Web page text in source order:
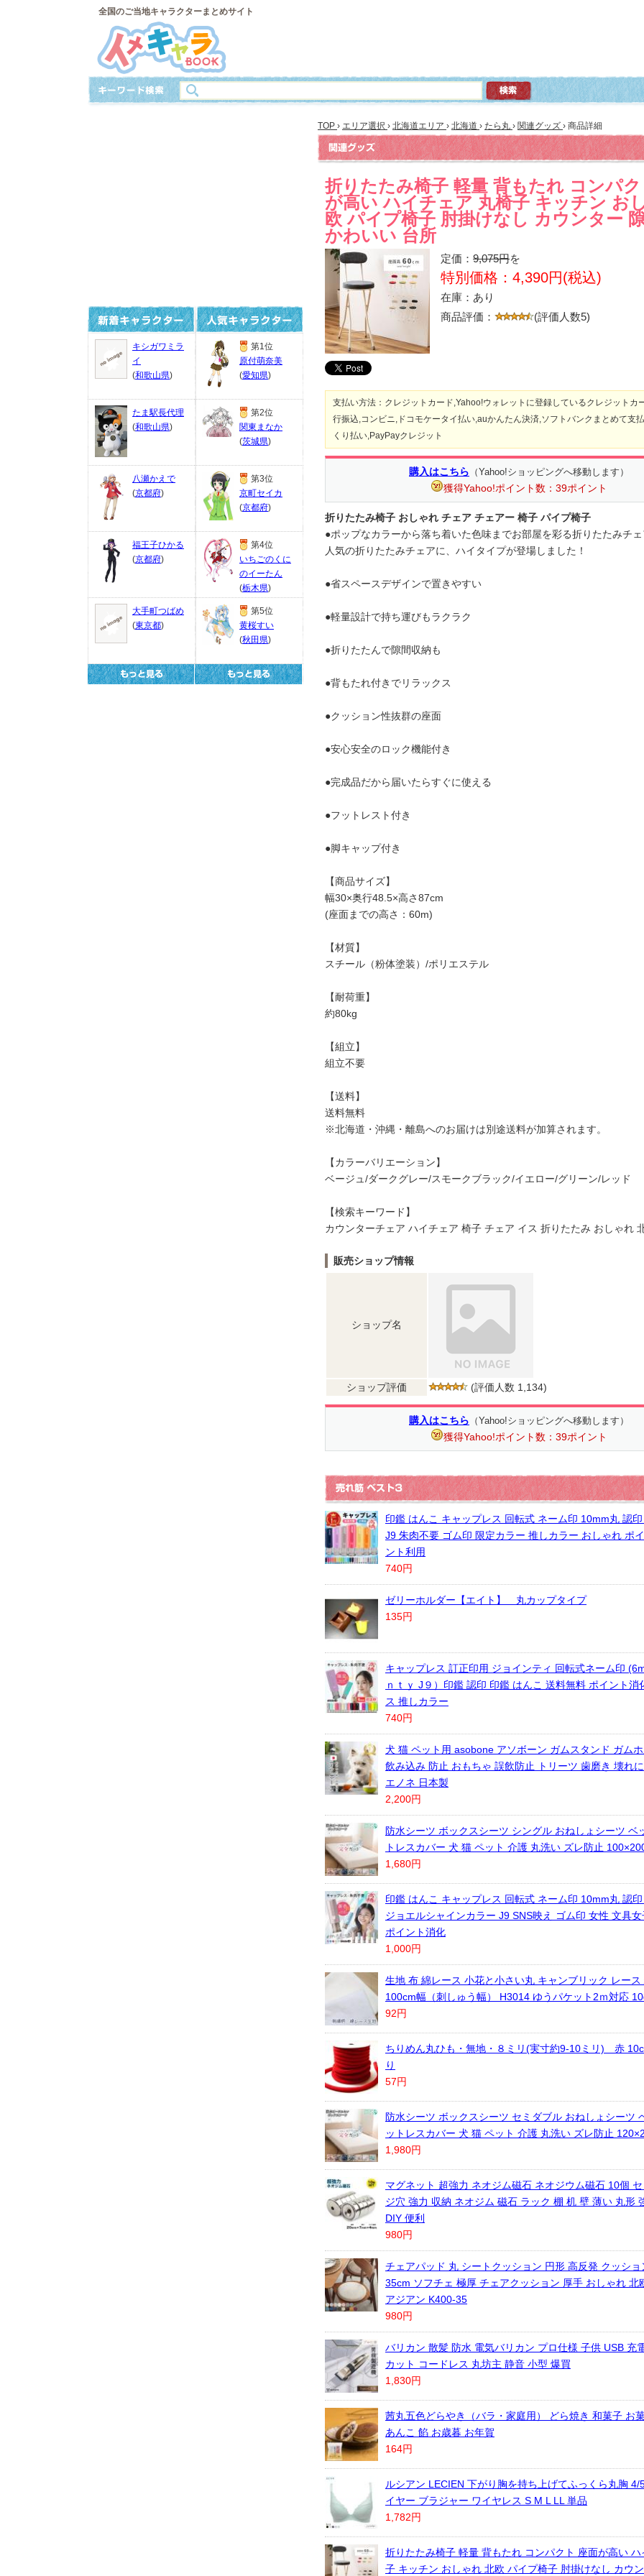
全国のご当地キャラクターまとめサイト
キシガワミラ
イ
(和歌山県)
たま駅長代理
(和歌山県)
八瀬かえで
(京都府)
福王子ひかる
(京都府)
大手町つばめ
(東京都)
第1位
原付萌奈美
(愛知県)
第2位
関東まなか
(茨城県)
第3位
京町セイカ
(京都府)
第4位
いちごのくに
のイーたん
(栃木県)
第5位
黄桜すい
(秋田県)
TOP › エリア選択 › 北海道エリア › 北海道 › たら丸 › 関連グッズ › 商品詳細
折りたたみ椅子 軽量 背もたれ コンパ
が高い ハイチェア 丸椅子 キッチン お
欧 パイプ椅子 肘掛けなし カウンター
かわいい 台所
定価： 9,075円を
特別価格：4,390円(税込)
在庫：あり
商品評価：
(評価人数5)
支払い方法：クレジットカード,Yahoo!ウォレットに登録しているクレジットカ
行振込,コンビニ,ドコモケータイ払い,auかんたん決済,ソフトバンクまとめて支
くり払い,PayPayクレジット
購入はこちら （Yahoo!ショッピングへ移動します）
獲得Yahoo!ポイント数：39ポイント
折りたたみ椅子 おしゃれ チェア チェアー 椅子 パイプ椅子
●ポップなカラーから落ち着いた色味までお部屋を彩る折りたたみチェ
人気の折りたたみチェアに、ハイタイプが登場しました！
●省スペースデザインで置きやすい
●軽量設計で持ち運びもラクラク
●折りたたんで隙間収納も
●背もたれ付きでリラックス
●クッション性抜群の座面
●安心安全のロック機能付き
●完成品だから届いたらすぐに使える
●フットレスト付き
●脚キャップ付き
【商品サイズ】
幅30×奥行48.5×高さ87cm
(座面までの高さ：60m)
【材質】
スチール（粉体塗装）/ポリエステル
【耐荷重】
約80kg
【組立】
組立不要
【送料】
送料無料
※北海道・沖縄・離島へのお届けは別途送料が加算されます。
【カラーバリエーション】
ベージュ/ダークグレー/スモークブラック/イエロー/グリーン/レッド
【検索キーワード】
カウンターチェア ハイチェア 椅子 チェア イス 折りたたみ おしゃれ
販売ショップ情報
ショップ名
ショップ評価 (評価人数 1,134)
購入はこちら （Yahoo!ショッピングへ移動します）
獲得Yahoo!ポイント数：39ポイント
印鑑 はんこ キャップレス 回転式 ネーム印 10mm丸 認印
J9 朱肉不要 ゴム印 限定カラー 推しカラー おしゃれ ポ
ント利用
740円
ゼリーホルダー【エイト】 丸カップタイプ
135円
キャップレス 訂正印用 ジョインティ 回転式ネーム印
ｎｔｙ J９）印鑑 認印 印鑑 はんこ 送料無料 ポイント消
ス 推しカラー
740円
犬 猫 ペット用 asobone アソボーン ガムスタンド ガム
飲み込み 防止 おもちゃ 誤飲防止 トリーツ 歯磨き 壊れ
エノネ 日本製
2,200円
防水シーツ ボックスシーツ シングル おねしょシーツ ベ
トレスカバー 犬 猫 ペット 介護 丸洗い ズレ防止
1,680円
印鑑 はんこ キャップレス 回転式 ネーム印 10mm丸 認印
ジョエルシャインカラー J9 SNS映え ゴム印 女性 文具
ポイント消化
1,000円
生地 布 綿レース 小花と小さい丸 キャンブリック レース
100cm幅（刺しゅう幅） H3014 ゆうパケット2ｍ対応
92円
ちりめん丸ひも・無地・８ミリ(実寸約9-10ミリ) 赤
り
57円
防水シーツ ボックスシーツ セミダブル おねしょシーツ
ットレスカバー 犬 猫 ペット 介護 丸洗い ズレ防止
1,980円
マグネット 超強力 ネオジム磁石 ネオジウム磁石 10個
ジ穴 強力 収納 ネオジム 磁石 ラック 棚 机 壁 薄い 丸形
DIY 便利
980円
チェアパッド 丸 シートクッション 円形 高反発 クッショ
35cm ソフチェ 極厚 チェアクッション 厚手 おしゃれ 北
アジアン K400-35
980円
バリカン 散髪 防水 電気バリカン プロ仕様 子供 USB 充
カット コードレス 丸坊主 静音 小型 爆買
1,830円
茜丸五色どらやき（バラ・家庭用） どら焼き 和菓子 お
あんこ 餡 お歳暮 お年賀
164円
ルシアン LECIEN 下がり胸を持ち上げてふっくら丸胸 4/
イヤー ブラジャー ワイヤレス S M L LL 単品
1,782円
折りたたみ椅子 軽量 背もたれ コンパクト 座面が高い
子 キッチン おしゃれ 北欧 パイプ椅子 肘掛けなし カウ